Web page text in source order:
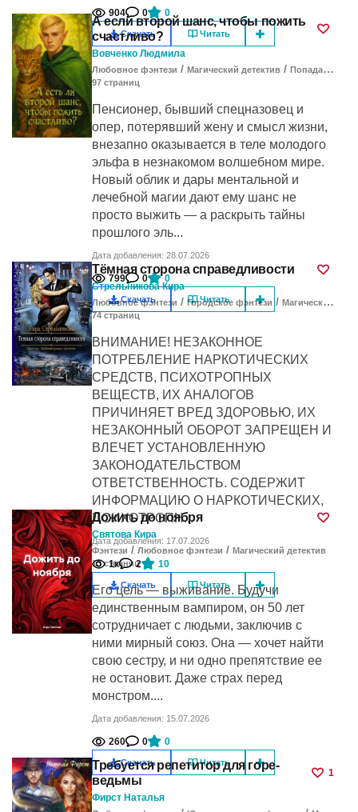
904 0 0
Скачать Читать
А если второй шанс, чтобы пожить
счастливо?
Вовченко Людмила
Любовное фэнтези / Магический детектив / Попаданцы в другие миры
97 cтраниц
Пенсионер, бывший спецназовец и
опер, потерявший жену и смысл жизни,
внезапно оказывается в теле молодого
эльфа в незнакомом волшебном мире.
Новый облик и дары ментальной и
лечебной магии дают ему шанс не
просто выжить — а раскрыть тайны
прошлого эль...
Дата добавления: 28.07.2026
799 0 0
Скачать Читать
Тёмная сторона справедливости
Стрельникова Кира
Любовное фэнтези / Городское фэнтези / Магический детектив
74cтраниц
ВНИМАНИЕ! НЕЗАКОННОЕ
ПОТРЕБЛЕНИЕ НАРКОТИЧЕСКИХ
СРЕДСТВ, ПСИХОТРОПНЫХ
ВЕЩЕСТВ, ИХ АНАЛОГОВ
ПРИЧИНЯЕТ ВРЕД ЗДОРОВЬЮ, ИХ
НЕЗАКОННЫЙ ОБОРОТ ЗАПРЕЩЕН И
ВЛЕЧЕТ УСТАНОВЛЕННУЮ
ЗАКОНОДАТЕЛЬСТВОМ
ОТВЕТСТВЕННОСТЬ. СОДЕРЖИТ
ИНФОРМАЦИЮ О НАРКОТИЧЕСКИХ,
ПСИХОТРОПН...
Дата добавления: 17.07.2026
1к 2 10
Скачать Читать
Дожить до ноября
Святова Кира
Фэнтези / Любовное фэнтези / Магический детектив
13cтраниц
Его цель — выживание. Будучи
единственным вампиром, он 50 лет
сотрудничает с людьми, заключив с
ними мирный союз. Она — хочет найти
свою сестру, и ни одно препятствие ее
не остановит. Даже страх перед
монстром....
Дата добавления: 15.07.2026
260 0 0
Скачать Читать
Требуется репетитор для горе-
ведьмы
1
Фирст Наталья